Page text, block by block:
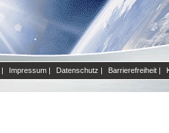
| Impressum | Datenschutz | Barrierefreiheit |